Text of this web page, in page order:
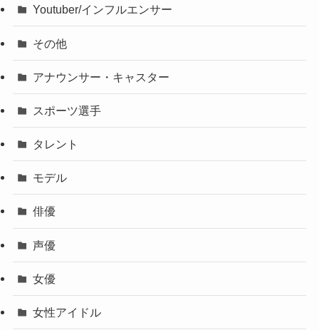
Youtuber/インフルエンサー
その他
アナウンサー・キャスター
スポーツ選手
タレント
モデル
俳優
声優
女優
女性アイドル